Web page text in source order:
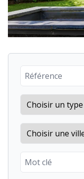
Reference number
Property type
City
Keyword